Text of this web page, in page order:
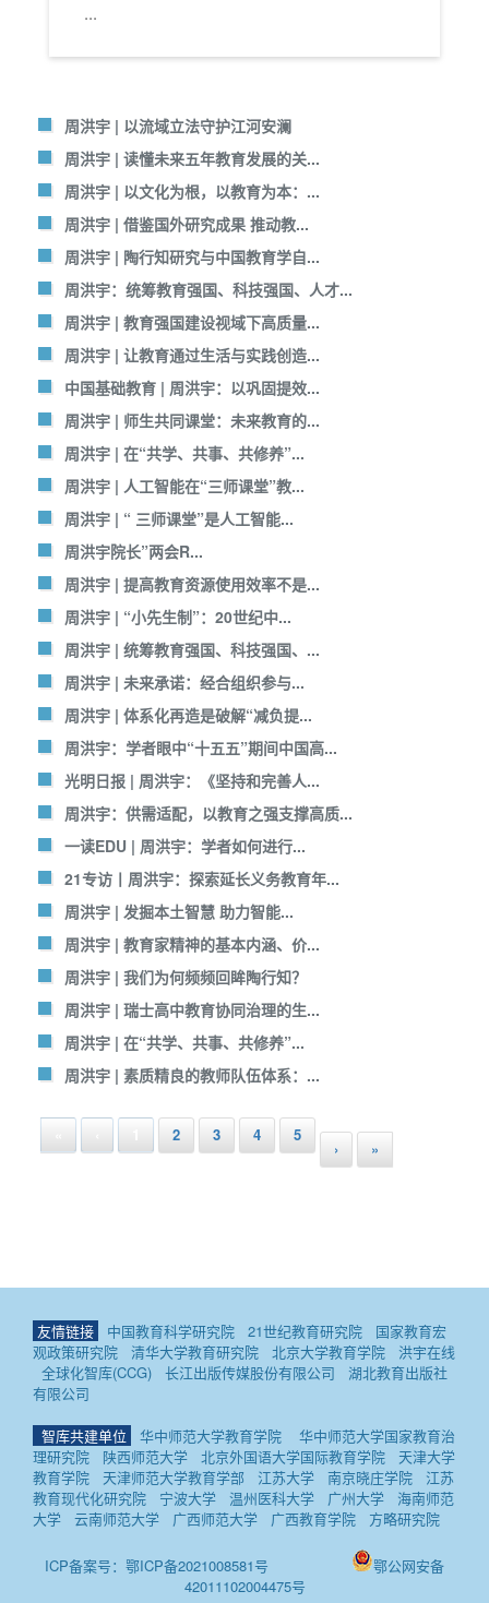
...
周洪宇 | 以流域立法守护江河安澜
周洪宇 | 读懂未来五年教育发展的关...
周洪宇 | 以文化为根，以教育为本：...
周洪宇 | 借鉴国外研究成果 推动教...
周洪宇 | 陶行知研究与中国教育学自...
周洪宇：统筹教育强国、科技强国、人才...
周洪宇 | 教育强国建设视域下高质量...
周洪宇 | 让教育通过生活与实践创造...
中国基础教育 | 周洪宇：以巩固提效...
周洪宇 | 师生共同课堂：未来教育的...
周洪宇 | 在“共学、共事、共修养”...
周洪宇 | 人工智能在“三师课堂”教...
周洪宇 | “ 三师课堂”是人工智能...
周洪宇院长”两会R...
周洪宇 | 提高教育资源使用效率不是...
周洪宇 | “小先生制”：20世纪中...
周洪宇 | 统筹教育强国、科技强国、...
周洪宇 | 未来承诺：经合组织参与...
周洪宇 | 体系化再造是破解“减负提...
周洪宇：学者眼中“十五五”期间中国高...
光明日报 | 周洪宇：《坚持和完善人...
周洪宇：供需适配，以教育之强支撑高质...
一读EDU | 周洪宇：学者如何进行...
21专访丨周洪宇：探索延长义务教育年...
周洪宇 | 发掘本土智慧 助力智能...
周洪宇 | 教育家精神的基本内涵、价...
周洪宇 | 我们为何频频回眸陶行知？
周洪宇 | 瑞士高中教育协同治理的生...
周洪宇 | 在“共学、共事、共修养”...
周洪宇 | 素质精良的教师队伍体系：...
2 3 4 5
› »
友情链接 中国教育科学研究院 21世纪教育研究院
国家教育宏
观政策研究院
清华大学教育研究院 北京大学教育学院
洪宇在线
全球化智库(CCG)
长江出版传媒股份有限公司
湖北教育出版社
有限公司
智库共建单位 华中师范大学教育学院
华中师范大学国家教育治
理研究院
陕西师范大学 北京外国语大学国际教育学院
天津大学
教育学院
天津师范大学教育学部 江苏大学 南京晓庄学院
江苏
教育现代化研究院
宁波大学 温州医科大学 广州大学
海南师范
大学
云南师范大学 广西师范大学 广西教育学院 方略研究院
ICP备案号：鄂ICP备2021008581号
鄂公网安备
42011102004475号